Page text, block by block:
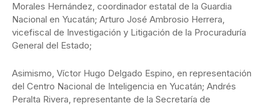
Morales Hernández, coordinador estatal de la Guardia
Nacional en Yucatán; Arturo José Ambrosio Herrera,
vicefiscal de Investigación y Litigación de la Procuraduría
General del Estado;
Asimismo, Víctor Hugo Delgado Espino, en representación
del Centro Nacional de Inteligencia en Yucatán; Andrés
Peralta Rivera, representante de la Secretaría de